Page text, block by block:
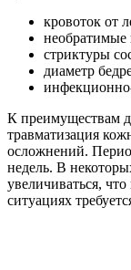
кровоток от
необратимые
стриктуры
диаметр
К преимуществам
травматизация
осложнений.
недель. В
увеличиваться,
ситуациях